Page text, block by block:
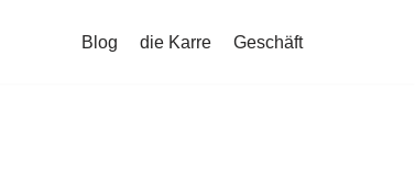
Blog die Karre Geschäft